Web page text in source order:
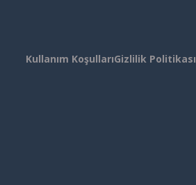
Kullanım KoşullarıGizlilik Politikası